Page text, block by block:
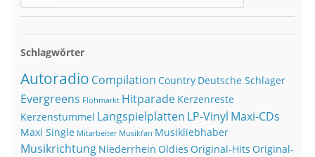
Schlagwörter
Autoradio Compilation Country Deutsche Schlager
Evergreens Flohmarkt Hitparade Kerzenreste
Kerzenstummel Langspielplatten LP-Vinyl Maxi-CDs
Maxi Single Mitarbeiter Musikfan Musikliebhaber
Musikrichtung Niederrhein Oldies Original-Hits Original-